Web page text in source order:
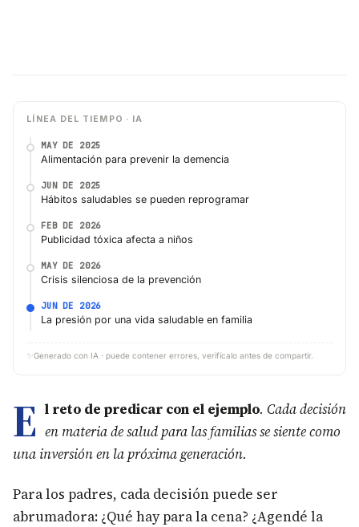
LÍNEA DEL TIEMPO · IA
MAY DE 2025
Alimentación para prevenir la demencia
JUN DE 2025
Hábitos saludables se pueden reprogramar
FEB DE 2026
Publicidad tóxica afecta a niños
MAY DE 2026
Crisis silenciosa de la prevención
JUN DE 2026
La presión por una vida saludable en familia
✨ Generado con IA · puede contener errores, verifícalo antes de compartir.
E l reto de predicar con el ejemplo. Cada decisión
en materia de salud para las familias se siente como
una inversión en la próxima generación.
Para los padres, cada decisión puede ser
abrumadora: ¿Qué hay para la cena? ¿Agendé la